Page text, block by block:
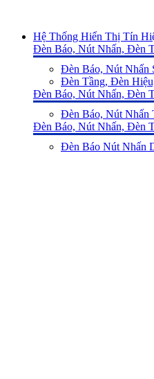
Hệ Thống Hiển Thị Tín
Đèn Báo, Nút Nhấn, Đèn
Đèn Báo, Nút Nhấn
Đèn Tầng, Đèn
Đèn Báo, Nút Nhấn, Đèn
Đèn Báo, Nút Nhấn
Đèn Báo, Nút Nhấn, Đèn
Đèn Báo Nút Nhấn